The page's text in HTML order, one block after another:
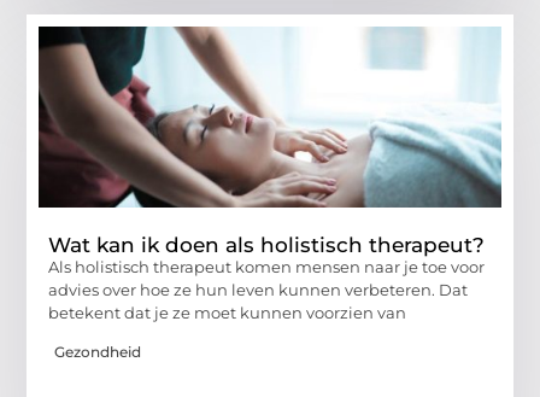
Wat kan ik doen als holistisch therapeut?
Als holistisch therapeut komen mensen naar je toe voor
advies over hoe ze hun leven kunnen verbeteren. Dat
betekent dat je ze moet kunnen voorzien van
Gezondheid